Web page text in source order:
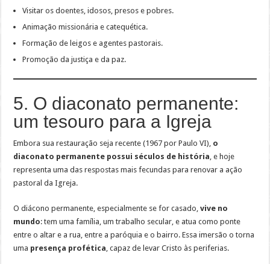
Visitar os doentes, idosos, presos e pobres.
Animação missionária e catequética.
Formação de leigos e agentes pastorais.
Promoção da justiça e da paz.
5. O diaconato permanente:
um tesouro para a Igreja
Embora sua restauração seja recente (1967 por Paulo VI), o
diaconato permanente possui séculos de história, e hoje
representa uma das respostas mais fecundas para renovar a ação
pastoral da Igreja.
O diácono permanente, especialmente se for casado,vive no
mundo: tem uma família, um trabalho secular, e atua como ponte
entre o altar e a rua, entre a paróquia e o bairro. Essa imersão o torna
uma presença profética, capaz de levar Cristo às periferias.